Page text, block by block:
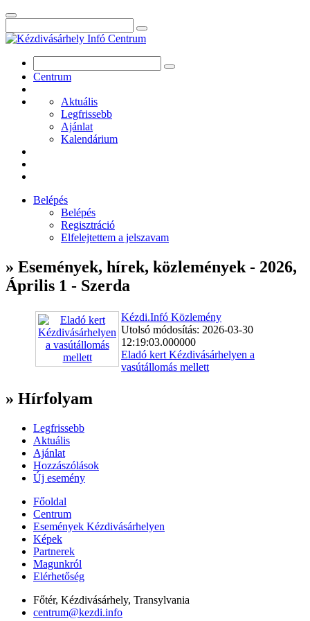
Centrum
Aktuális
Legfrissebb
Ajánlat
Kalendárium
Belépés
Belépés
Regisztráció
Elfelejtettem a jelszavam
» Események, hírek, közlemények - 2026,
Április 1 - Szerda
Kézdi.Infó Közlemény
Utolsó módosítás: 2026-03-30
12:19:03.000000
Eladó kert Kézdivásárhelyen a
vasútállomás mellett
» Hírfolyam
Legfrissebb
Aktuális
Ajánlat
Hozzászólások
Új esemény
Főoldal
Centrum
Események Kézdivásárhelyen
Képek
Partnerek
Magunkról
Elérhetőség
Főtér, Kézdivásárhely, Transylvania
centrum@kezdi.info